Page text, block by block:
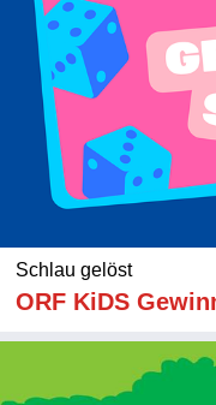
Schlau gelöst
ORF KiDS